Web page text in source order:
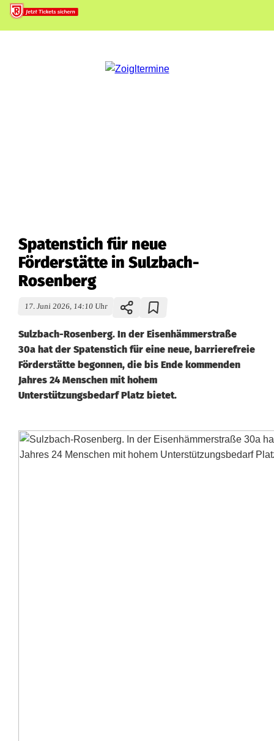
Spatenstich für neue
Förderstätte in Sulzbach-
Rosenberg
17. Juni 2026, 14:10 Uhr
Sulzbach-Rosenberg. In der Eisenhämmerstraße
30a hat der Spatenstich für eine neue, barrierefreie
Förderstätte begonnen, die bis Ende kommenden
Jahres 24 Menschen mit hohem
Unterstützungsbedarf Platz bietet.